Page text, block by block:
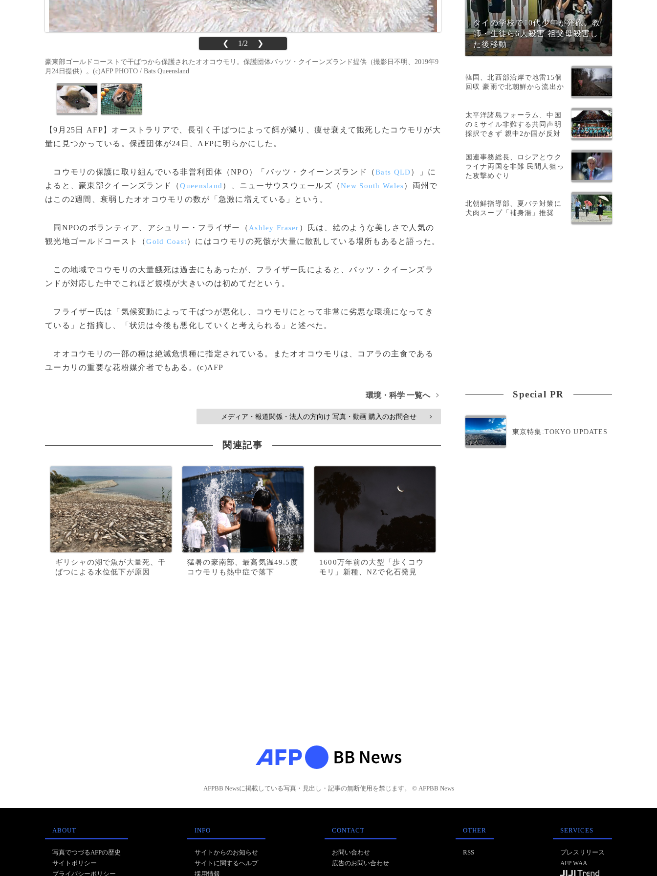
❮ 1/2 ❯
豪東部ゴールドコーストで干ばつから保護されたオオコウモリ。保護団体バッツ・クイーンズランド提供（撮影日不明、2019年9
月24日提供）。(c)AFP PHOTO / Bats Queensland
【9月25日 AFP】オーストラリアで、長引く干ばつによって餌が減り、痩せ衰えて餓死したコウモリが大
量に見つかっている。保護団体が24日、AFPに明らかにした。
コウモリの保護に取り組んでいる非営利団体（NPO）「バッツ・クイーンズランド（Bats QLD）」に
よると、豪東部クイーンズランド（Queensland ）、ニューサウスウェールズ（New South Wales）両州で
はこの2週間、衰弱したオオコウモリの数が「急激に増えている」という。
同NPOのボランティア、アシュリー・フライザー（ Ashley Fraser ）氏は、絵のような美しさで人気の
観光地ゴールドコースト（Gold Coast）にはコウモリの死骸が大量に散乱している場所もあると語った。
この地域でコウモリの大量餓死は過去にもあったが、フライザー氏によると、バッツ・クイーンズラ
ンドが対応した中でこれほど規模が大きいのは初めてだという。
フライザー氏は「気候変動によって干ばつが悪化し、コウモリにとって非常に劣悪な環境になってき
ている」と指摘し、「状況は今後も悪化していくと考えられる」と述べた。
オオコウモリの一部の種は絶滅危惧種に指定されている。またオオコウモリは、コアラの主食である
ユーカリの重要な花粉媒介者でもある。(c)AFP
環境・科学 一覧へ >
メディア・報道関係・法人の方向け 写真・動画 購入のお問合せ >
関連記事
ギリシャの湖で魚が大量死、干
ばつによる水位低下が原因
猛暑の豪南部、最高気温49.5度
コウモリも熱中症で落下
1600万年前の大型「歩くコウ
モリ」新種、NZで化石発見
タイの学校で10代少年が発砲、教
師・生徒ら6人殺害 祖父母殺害し
た後移動
韓国、北西部沿岸で地雷15個
回収 豪雨で北朝鮮から流出か
太平洋諸島フォーラム、中国
のミサイル非難する共同声明
採択できず 親中2か国が反対
国連事務総長、ロシアとウク
ライナ両国を非難 民間人狙っ
た攻撃めぐり
北朝鮮指導部、夏バテ対策に
犬肉スープ「補身湯」推奨
Special PR
東京特集:TOKYO UPDATES
AFPBB Newsに掲載している写真・見出し・記事の無断使用を禁じます。 © AFPBB News
ABOUT
写真でつづるAFPの歴史
サイトポリシー
プライバシーポリシー
INFO
サイトからのお知らせ
サイトに関するヘルプ
採用情報
CONTACT
お問い合わせ
広告のお問い合わせ
OTHER
RSS
SERVICES
プレスリリース
AFP WAA